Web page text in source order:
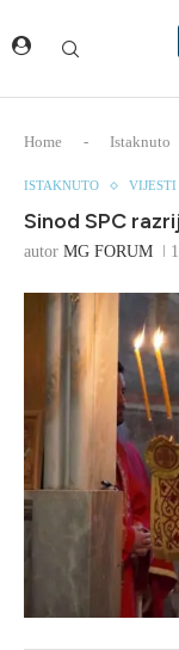
Home - Istaknuto
ISTAKNUTO VIJESTI
Sinod SPC
autor MG FORUM